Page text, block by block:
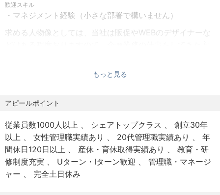
ども手掛けてきておりますので、バリエーションも増えて
います。
広告やPRの仕方も状況に合わせ変化していかなければなり
【求める人物像について】
当社の更なる発展のポテンシャルは高いと思っています。
それを叶えるためには有能な人物が不可欠です。現在の優
秀なメンバーと一緒になって未来を創っていって欲しいで
す。
また社内・社外に限らず強力な人脈を構築して頂き、あな
た自身がディレクターとして活躍して欲しいと思います。
歓迎スキル
・マネジメント経験（小さな部署で構いません）
求める人物像としては、当社は販促やWEBのデザイナーな
いと考えております。その重要なポジションを今回求めて
経歴・実績もさることながら、今後当社をどのようにグレ
ードアップさせて頂けるかを、面談時にお聞きしたいと思
います。
もっと見る
アピールポイント
従業員数1000人以上 シェアトップクラス
創立30年
以上
女性管理職実績あり 20代管理職実績あり
年
間休日120日以上
産休・育休取得実績あり
教育・研
修制度充実
Uターン・Iターン歓迎
管理職・マネージ
ャー
完全土日休み